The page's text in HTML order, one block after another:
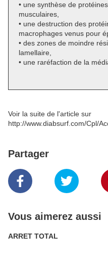
• une synthèse de
musculaires,
• une destruction des
macrophages venus pour
• des zones de moindre
lamellaire,
• une raréfaction de la
Voir la suite de l'article sur
http://www.diabsurf.com/Cpl/
Partager
Vous aimerez aussi
ARRET TOTAL